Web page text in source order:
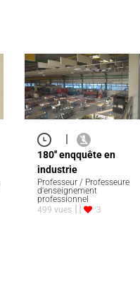
180'' enqquête en
industrie
Professeur / Professeure
d'enseignement
professionnel
499 vues
3